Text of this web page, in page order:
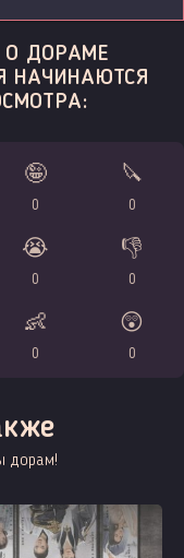
О ДОРАМЕ
НАЧИНАЮТСЯ
🤪
0
🔪
0
😭
0
👎
0
👶
0
😲
0
дорам!